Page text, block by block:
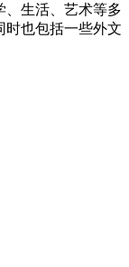
、生活、艺术等多
时也包括一些外文